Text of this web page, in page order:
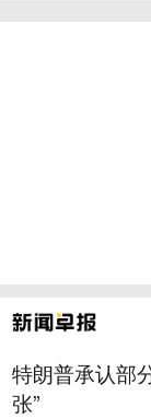
特朗普承认部
张”